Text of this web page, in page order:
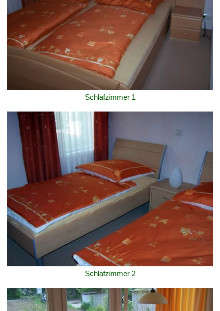
Schlafzimmer 1
Schlafzimmer 2